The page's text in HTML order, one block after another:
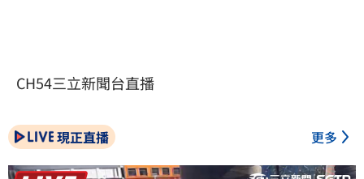
CH54三立新聞台直播
現正直播 更多